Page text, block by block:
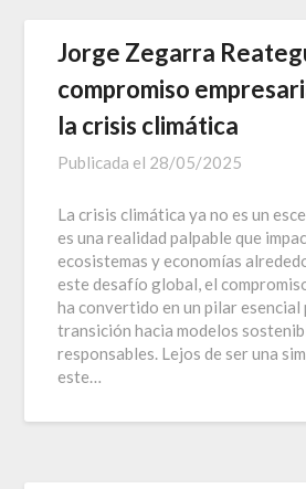
Jorge Zegarra
compromiso
la crisis climática
Publicada el 28/05/2025
La crisis climática ya no es un
es una realidad palpable que
ecosistemas y economías
este desafío global, el
ha convertido en un pilar
transición hacia modelos
responsables. Lejos de ser una
este…